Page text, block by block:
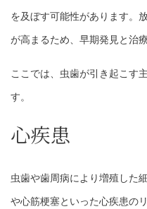
を及ぼす可能性があります。
が高まるため、早期発見と治
ここでは、虫歯が引き起こす
す。
心疾患
虫歯や歯周病により増殖した
や心筋梗塞といった心疾患の